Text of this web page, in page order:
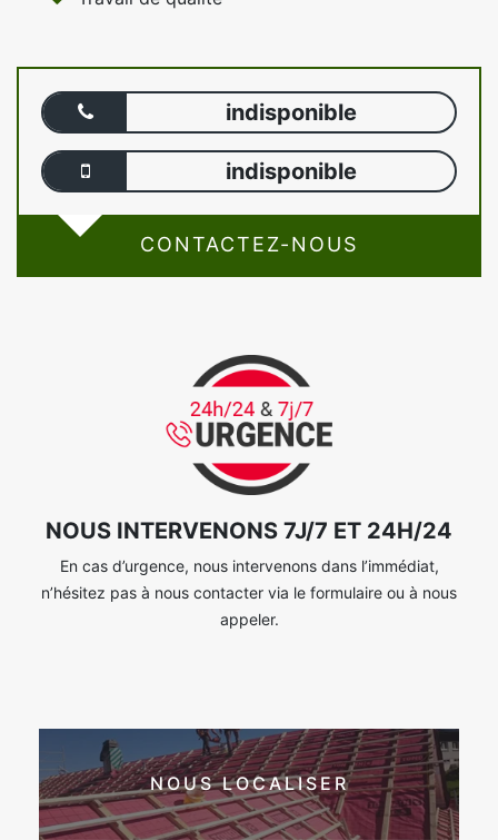
indisponible
indisponible
CONTACTEZ-NOUS
NOUS INTERVENONS 7J/7 ET 24H/24
En cas d’urgence, nous intervenons dans l’immédiat,
n’hésitez pas à nous contacter via le formulaire ou à nous
appeler.
NOUS LOCALISER